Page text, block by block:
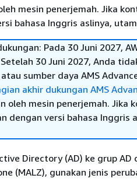
mesin penerjemah. Jika
bahasa Inggris aslinya,
Pada 30 Juni 2027,
30 Juni 2027, Anda
sumber daya AMS
akhir dukungan AMS
oleh mesin penerjemah. Jika
dengan versi bahasa Inggris
Directory (AD) ke grup AD
(MALZ), gunakan jenis